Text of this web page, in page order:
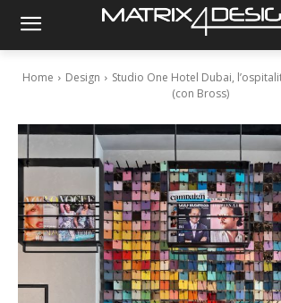
Home Design
Studio One Hotel Dubai,
(con Bross)